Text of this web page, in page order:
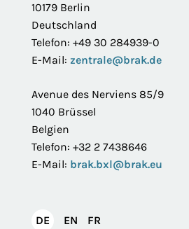
10179 Berlin
Deutschland
Telefon: +49 30 284939-0
E-Mail: zentrale@brak.de
Avenue des Nerviens 85/9
1040 Brüssel
Belgien
Telefon: +32 2 7438646
E-Mail: brak.bxl@brak.eu
DEDeutsch
EN English
FR